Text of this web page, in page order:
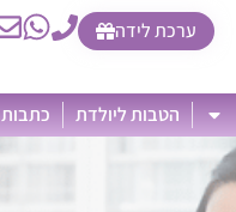
ערכת לידה
הטבות ליולדת כתבות